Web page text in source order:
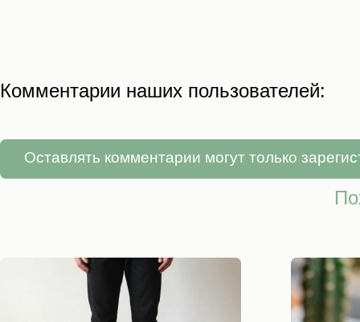
Комментарии наших пользователей:
Оставлять комментарии могут только